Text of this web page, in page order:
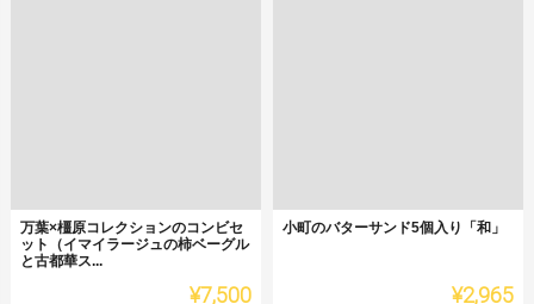
万葉×橿原コレクションのコンビセ
ット（イマイラージュの柿ベーグル
と古都華ス...
¥7,500
小町のバターサンド5個入り「和」
¥2,965